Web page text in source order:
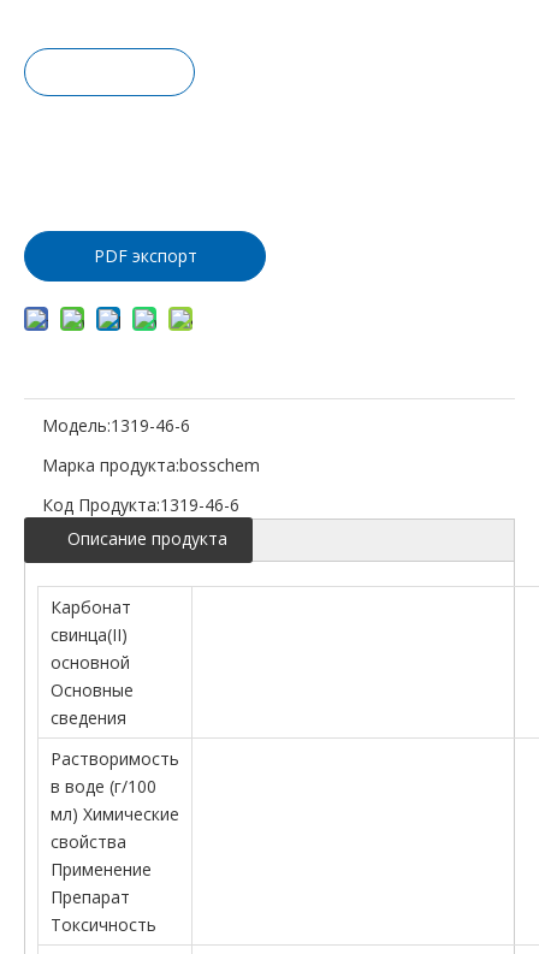
PDF экспорт
Модель:1319-46-6
Марка продукта:bosschem
Код Продукта:1319-46-6
Описание продукта
Карбонат
свинца(II)
основной
Основные
сведения
Растворимость
в воде (г/100
мл) Химические
свойства
Применение
Препарат
Токсичность